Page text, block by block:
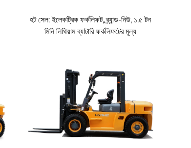
হট সেল: ইলেকট্রিক ফর্কলিফট, ব্র্যান্ড-নিউ, ১.৫ টন
মিনি লিথিয়াম ব্যাটারি ফর্কলিফটের মূল্য